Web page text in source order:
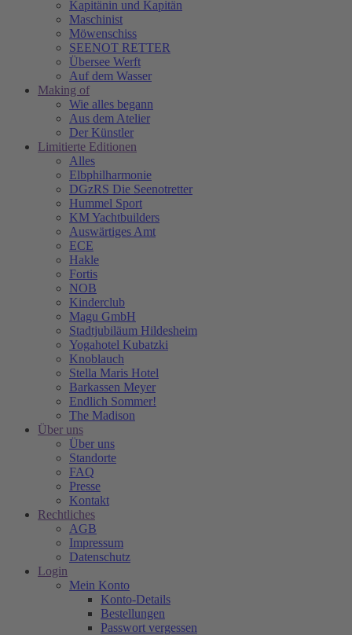
Kapitänin und Kapitän
Maschinist
Möwenschiss
SEENOT RETTER
Übersee Werft
Auf dem Wasser
Making of
Wie alles begann
Aus dem Atelier
Der Künstler
Limitierte Editionen
Alles
Elbphilharmonie
DGzRS Die Seenotretter
Hummel Sport
KM Yachtbuilders
Auswärtiges Amt
ECE
Hakle
Fortis
NOB
Kinderclub
Magu GmbH
Stadtjubiläum Hildesheim
Yogahotel Kubatzki
Knoblauch
Stella Maris Hotel
Barkassen Meyer
Endlich Sommer!
The Madison
Über uns
Über uns
Standorte
FAQ
Presse
Kontakt
Rechtliches
AGB
Impressum
Datenschutz
Login
Mein Konto
Konto-Details
Bestellungen
Passwort vergessen